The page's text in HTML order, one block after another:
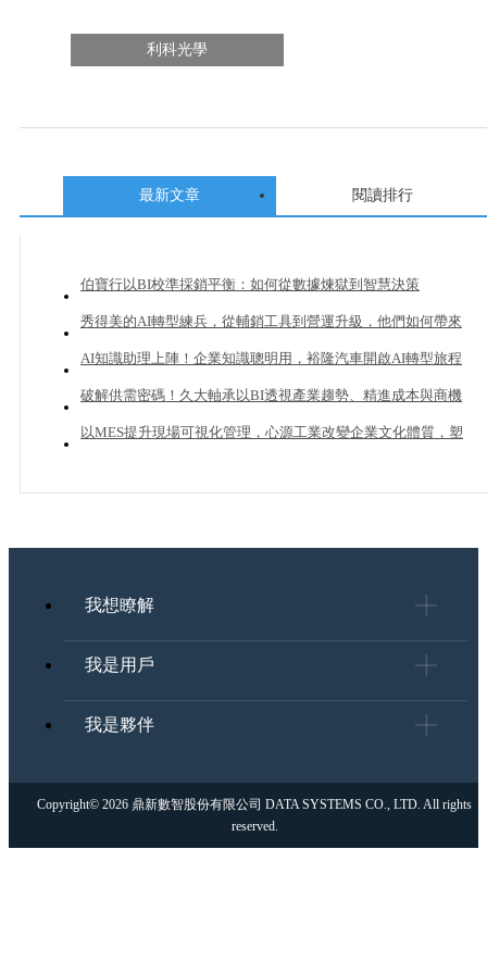
利科光學
最新文章 閱讀排行
伯寶行以BI校準採銷平衡：如何從數據煉獄到智慧決策
秀得美的AI轉型練兵，從輔銷工具到營運升級，他們如何帶來
20%業績成長？
AI知識助理上陣！企業知識聰明用，裕隆汽車開啟AI轉型旅程
破解供需密碼！久大軸承以BI透視產業趨勢、精進成本與商機
管理
以MES提升現場可視化管理，心源工業改變企業文化體質，塑
我想瞭解
我是用戶
我是夥伴
Copyright© 2026 鼎新數智股份有限公司 DATA SYSTEMS CO., LTD. All rights
reserved.